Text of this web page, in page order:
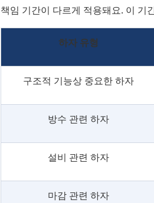
책임 기간이 다르게 적용돼요. 이 기
하자 유형
구조적 기능상 중요한 하자
방수 관련 하자
설비 관련 하자
마감 관련 하자